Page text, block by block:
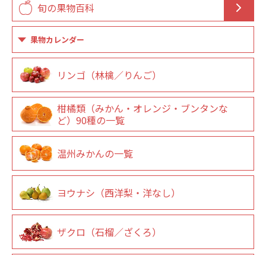
旬の果物百科
果物カレンダー
リンゴ（林檎／りんご）
柑橘類（みかん・オレンジ・ブンタンな
ど）90種の一覧
温州みかんの一覧
ヨウナシ（西洋梨・洋なし）
ザクロ（石榴／ざくろ）